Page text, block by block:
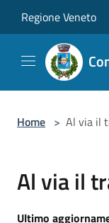
Regione Veneto
Home > Al via il
Al via il
Ultimo